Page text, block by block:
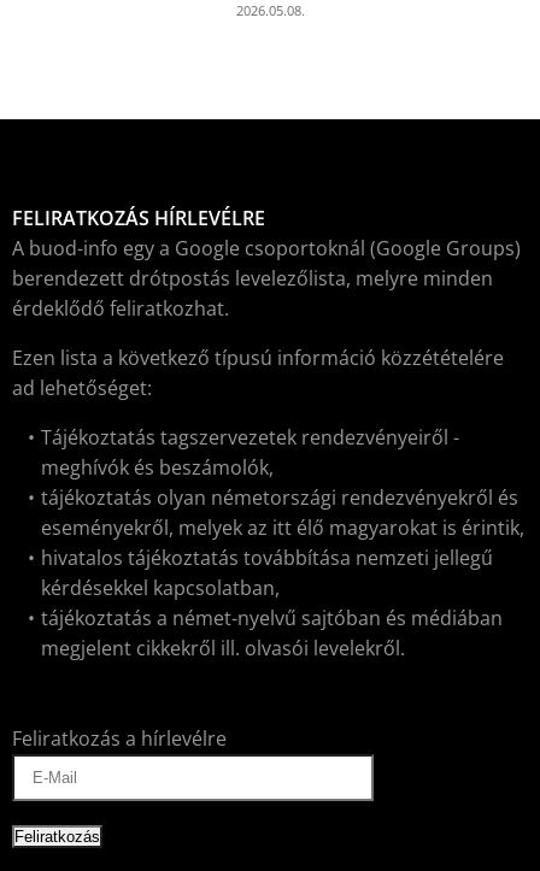
2026.05.08.
FELIRATKOZÁS HÍRLEVÉLRE
A buod-info egy a Google csoportoknál (Google Groups)
berendezett drótpostás levelezőlista, melyre minden
érdeklődő feliratkozhat.
Ezen lista a következő típusú információ közzétételére
ad lehetőséget:
Tájékoztatás tagszervezetek rendezvényeiről -
meghívók és beszámolók,
tájékoztatás olyan németországi rendezvényekről és
eseményekről, melyek az itt élő magyarokat is érintik,
hivatalos tájékoztatás továbbítása nemzeti jellegű
kérdésekkel kapcsolatban,
tájékoztatás a német-nyelvű sajtóban és médiában
megjelent cikkekről ill. olvasói levelekről.
Feliratkozás a hírlevélre